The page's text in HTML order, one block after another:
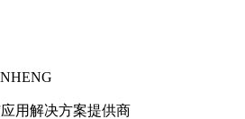
用解决方案提供商